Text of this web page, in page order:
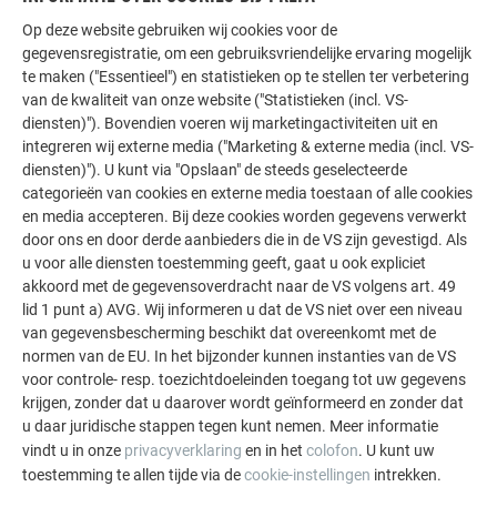
het gebouw (bijv. beton) of het milieu (corrosieve omgeving,
bijv. strooizout).
Materiaalcombinatie
Landelijke
atmosfeer
Atmosfeer
van stad of
industrie
In de buurt
van de zee of
een meer
Zink + + +
Roestvrij staal + + +
Lood + + -
Onbeschermd
staal
- - -
Op deze website gebruiken wij cookies voor de
gegevensregistratie, om een gebruiksvriendelijke ervaring mogelijk
te maken ("Essentieel") en statistieken op te stellen ter verbetering
van de kwaliteit van onze website ("Statistieken (incl. VS-
diensten)"). Bovendien voeren wij marketingactiviteiten uit en
integreren wij externe media ("Marketing & externe media (incl. VS-
diensten)"). U kunt via "Opslaan" de steeds geselecteerde
categorieën van cookies en externe media toestaan of alle cookies
en media accepteren. Bij deze cookies worden gegevens verwerkt
door ons en door derde aanbieders die in de VS zijn gevestigd. Als
u voor alle diensten toestemming geeft, gaat u ook expliciet
akkoord met de gegevensoverdracht naar de VS volgens art. 49
lid 1 punt a) AVG. Wij informeren u dat de VS niet over een niveau
van gegevensbescherming beschikt dat overeenkomt met de
normen van de EU. In het bijzonder kunnen instanties van de VS
voor controle- resp. toezichtdoeleinden toegang tot uw gegevens
krijgen, zonder dat u daarover wordt geïnformeerd en zonder dat
u daar juridische stappen tegen kunt nemen. Meer informatie
vindt u in onze privacyverklaring en in het colofon. U kunt uw
toestemming te allen tijde via decookie-instellingen intrekken.